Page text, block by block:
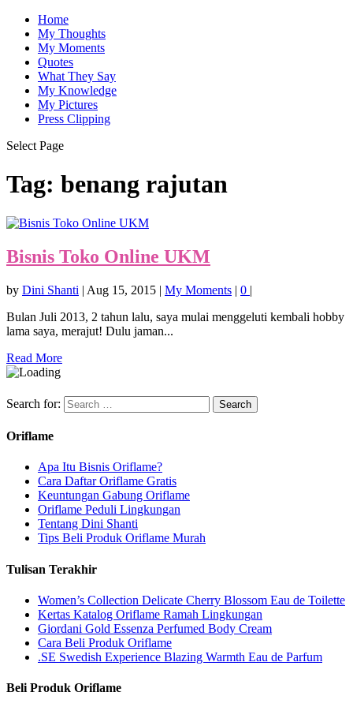
Home
My Thoughts
My Moments
Quotes
What They Say
My Knowledge
My Pictures
Press Clipping
Select Page
Tag: benang rajutan
Bisnis Toko Online UKM
by Dini Shanti | Aug 15, 2015 | My Moments | 0 |
Bulan Juli 2013, 2 tahun lalu, saya mulai menggeluti kembali hobby
lama saya, merajut! Dulu jaman...
Read More
Search for:
Oriflame
Apa Itu Bisnis Oriflame?
Cara Daftar Oriflame Gratis
Keuntungan Gabung Oriflame
Oriflame Peduli Lingkungan
Tentang Dini Shanti
Tips Beli Produk Oriflame Murah
Tulisan Terakhir
Women’s Collection Delicate Cherry Blossom Eau de Toilette
Kertas Katalog Oriflame Ramah Lingkungan
Giordani Gold Essenza Perfumed Body Cream
Cara Beli Produk Oriflame
.SE Swedish Experience Blazing Warmth Eau de Parfum
Beli Produk Oriflame